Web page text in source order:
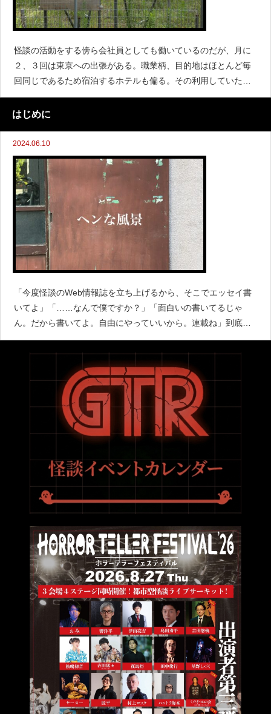
怪談の活動をする傍ら会社員としても働いているのだが、月に
２、３回は東京への出張がある。職業柄、目的地はほとんど毎
回同じであるため宿泊するホテルも偏る。その利用していたホ
テルについて先輩から「出る」と聞いたことがあった。さっそ
くネットの口コミサイトで検索してみると、確かにいくつかは
はじめに
2024.06.10
「今度怪談のWeb情報誌を立ち上げるから、そこでエッセイ書
いてよ」「……なんで僕ですか？」「面白いの書いてるじゃ
ん。だから書いてよ。自由にやっていいから。連載ね」到底正
気とは思えない雑なオファーをきっかけに、この連載企画は始
まっている。やりたい人は他にいくらでもいるでしょ、という
言葉に対し「好きに